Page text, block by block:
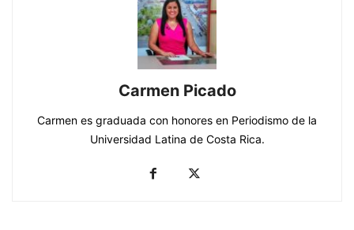
Carmen Picado
Carmen es graduada con honores en Periodismo de la
Universidad Latina de Costa Rica.